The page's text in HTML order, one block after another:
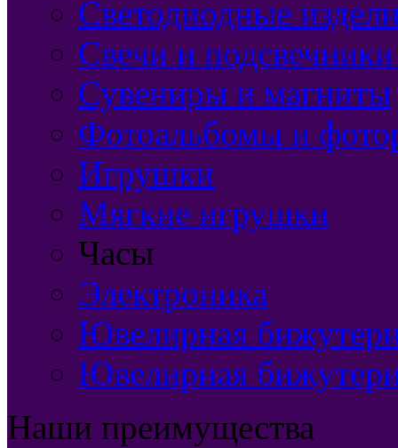
Светодиодные
Свечи и
Сувениры и магниты
Фотоальбомы и
Игрушки
Мягкие игрушки
Часы
Электроника
Ювелирная
Ювелирная
Наши преимущества